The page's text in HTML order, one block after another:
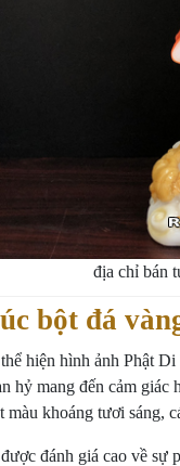
địa chỉ bán
bột đá
hiện hình ảnh Phật
hỷ mang đến cảm
khoáng tươi sáng,
đánh giá cao về sự